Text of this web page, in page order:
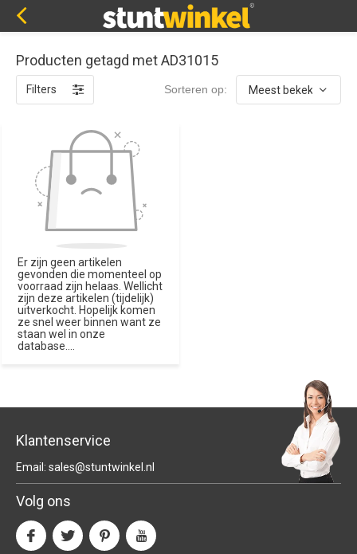
Producten getagd met AD31015
Filters Sorteren op:
Er zijn geen artikelen
gevonden die momenteel op
voorraad zijn helaas. Wellicht
zijn deze artikelen (tijdelijk)
uitverkocht. Hopelijk komen
ze snel weer binnen want ze
staan wel in onze
database....
Klantenservice
Email: sales@stuntwinkel.nl
Volg ons